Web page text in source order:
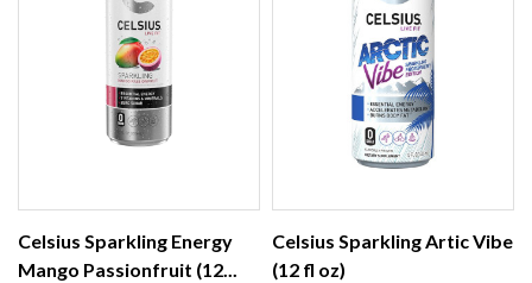
Celsius Sparkling Energy
Mango Passionfruit (12...
Celsius Sparkling Artic Vibe
(12 fl oz)